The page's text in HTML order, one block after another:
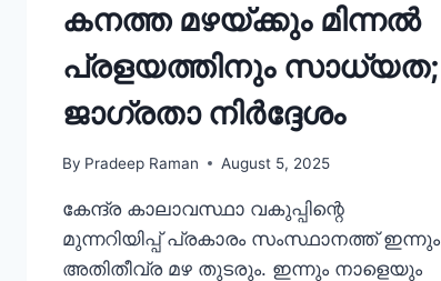
കനത്ത മഴയ്ക്കും മിന്നൽ
പ്രളയത്തിനും സാധ്യത;
ജാഗ്രതാ നിർദ്ദേശം
By Pradeep Raman August 5, 2025
കേന്ദ്ര കാലാവസ്ഥാ വകുപ്പിന്റെ
മുന്നറിയിപ്പ് പ്രകാരം സംസ്ഥാനത്ത് ഇന്നും
അതിതീവ്ര മഴ തുടരും. ഇന്നും നാളെയും